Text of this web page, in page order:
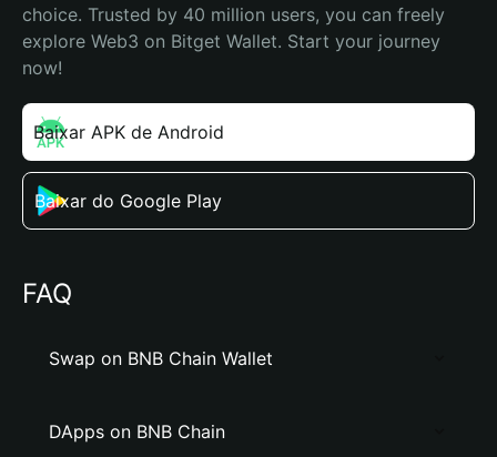
choice. Trusted by 40 million users, you can freely
explore Web3 on Bitget Wallet. Start your journey
now!
Baixar APK de Android
Baixar do Google Play
FAQ
Swap on BNB Chain Wallet
DApps on BNB Chain